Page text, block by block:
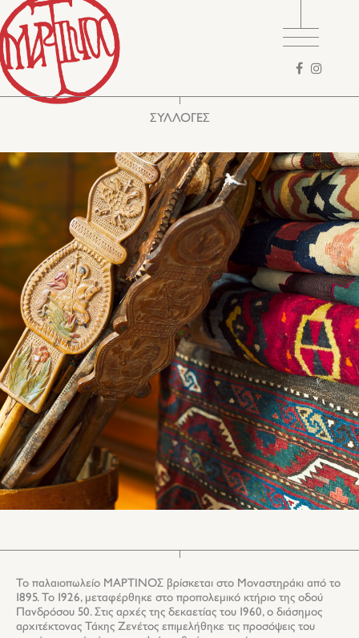
αναζήτησης
ΣΥΛΛΟΓΕΣ
Το παλαιοπωλείο ΜΑΡΤΙΝΟΣ βρίσκεται στο Μοναστηράκι από το
1895. Το 1926, μεταφέρθηκε στο προπολεμικό κτήριο της οδού
Πανδρόσου 50. Στις αρχές της δεκαετίας του 1960, ο διάσημος
αρχιτέκτονας Τάκης Ζενέτος επιμελήθηκε τις προσόψεις του